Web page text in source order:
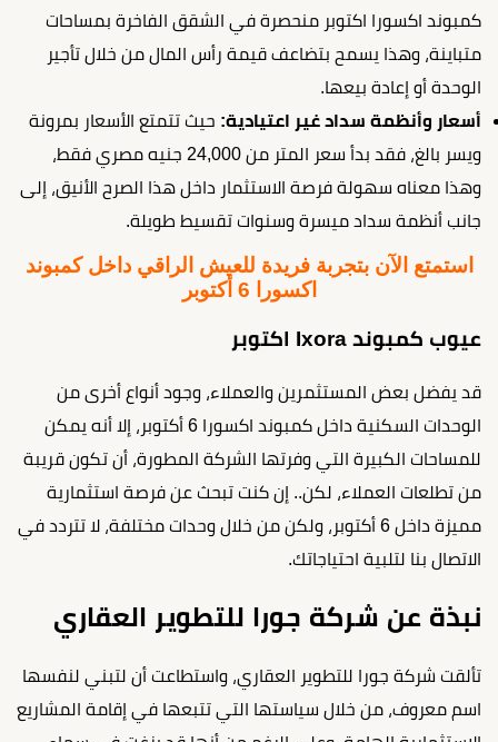
كمبوند اكسورا اكتوبر منحصرة في الشقق الفاخرة بمساحات
متباينة، وهذا يسمح بتضاعف قيمة رأس المال من خلال تأجير
الوحدة أو إعادة بيعها.
أسعار وأنظمة سداد غير اعتيادية: حيث تتمتع الأسعار بمرونة
ويسر بالغ، فقد بدأ سعر المتر من 24,000 جنيه مصري فقط،
وهذا معناه سهولة فرصة الاستثمار داخل هذا الصرح الأنيق، إلى
جانب أنظمة سداد ميسرة وسنوات تقسيط طويلة.
استمتع الآن بتجربة فريدة للعيش الراقي داخل كمبوند
اكسورا 6 أكتوبر
عيوب كمبوند Ixora اكتوبر
قد يفضل بعض المستثمرين والعملاء، وجود أنواع أخرى من
الوحدات السكنية داخل كمبوند اكسورا 6 أكتوبر، إلا أنه يمكن
للمساحات الكبيرة التي وفرتها الشركة المطورة، أن تكون قريبة
من تطلعات العملاء، لكن.. إن كنت تبحث عن فرصة استثمارية
مميزة داخل 6 أكتوبر، ولكن من خلال وحدات مختلفة، لا تتردد في
الاتصال بنا لتلبية احتياجاتك.
نبذة عن شركة جورا للتطوير العقاري
تألقت شركة جورا للتطوير العقاري، واستطاعت أن لتبني لنفسها
اسم معروف، من خلال سياستها التي تتبعها في إقامة المشاريع